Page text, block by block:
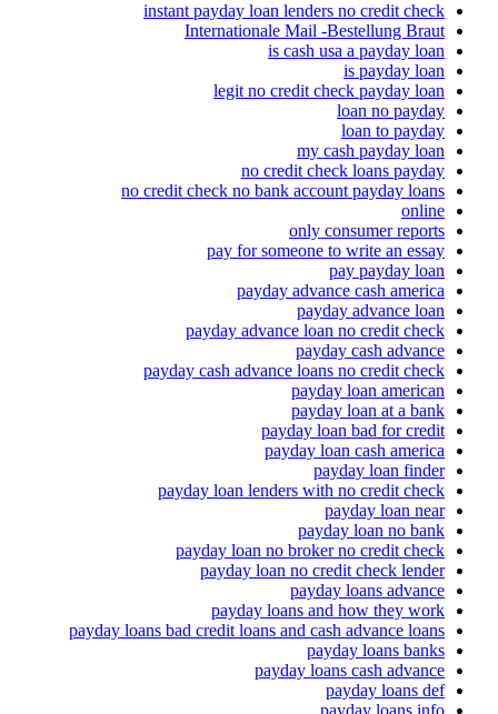
instant payday loan lenders no credit check
Internationale Mail -Bestellung Braut
is cash usa a payday loan
is payday loan
legit no credit check payday loan
loan no payday
loan to payday
my cash payday loan
no credit check loans payday
no credit check no bank account payday loans
online
only consumer reports
pay for someone to write an essay
pay payday loan
payday advance cash america
payday advance loan
payday advance loan no credit check
payday cash advance
payday cash advance loans no credit check
payday loan american
payday loan at a bank
payday loan bad for credit
payday loan cash america
payday loan finder
payday loan lenders with no credit check
payday loan near
payday loan no bank
payday loan no broker no credit check
payday loan no credit check lender
payday loans advance
payday loans and how they work
payday loans bad credit loans and cash advance loans
payday loans banks
payday loans cash advance
payday loans def